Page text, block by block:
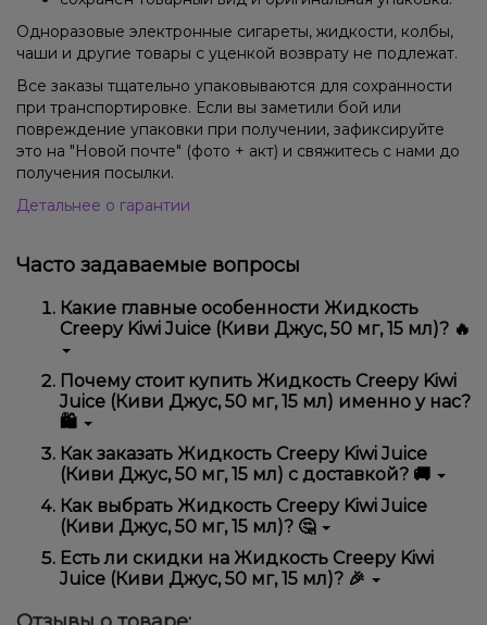
Одноразовые электронные сигареты, жидкости, колбы,
чаши и другие товары с уценкой возврату не подлежат.
Все заказы тщательно упаковываются для сохранности
при транспортировке. Если вы заметили бой или
повреждение упаковки при получении, зафиксируйте
это на "Новой почте" (фото + акт) и свяжитесь с нами до
получения посылки.
Детальнее о гарантии
Часто задаваемые вопросы
Какие главные особенности Жидкость
Creepy Kiwi Juice (Киви Джус, 50 мг, 15 мл)? 🔥
Жидкость Creepy Kiwi Juice (Киви Джус, 50 мг, 15 мл)
отличается высоким качеством, удобством
использования и надежностью.
Почему стоит купить Жидкость Creepy Kiwi
Juice (Киви Джус, 50 мг, 15 мл) именно у нас?
🛍️
Мы предлагаем только оригинальную продукцию,
широкий ассортимент, выгодные цены и быструю
доставку. Кроме того, у нас регулярные акции и
скидки для клиентов!
Как заказать Жидкость Creepy Kiwi Juice
(Киви Джус, 50 мг, 15 мл) с доставкой? 🚚
Оформить заказ можно в несколько кликов:
Добавьте Жидкость Creepy Kiwi Juice (Киви
Джус, 50 мг, 15 мл) в корзину.
Перейдите к оформлению заказа.
доставки.
Как выбрать Жидкость Creepy Kiwi Juice
(Киви Джус, 50 мг, 15 мл)? 🤔
Выбор зависит от ваших предпочтений – например,
если это кальян, учитывайте размер, материал и тип
чаши, если вейп – мощность и вкус. Наши
Есть ли скидки на Жидкость Creepy Kiwi
Juice (Киви Джус, 50 мг, 15 мл)? 🎉